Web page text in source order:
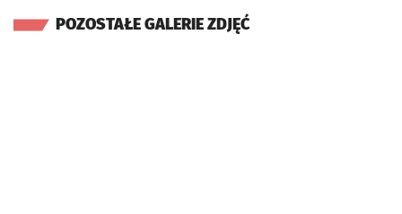
POZOSTAŁE GALERIE ZDJĘĆ